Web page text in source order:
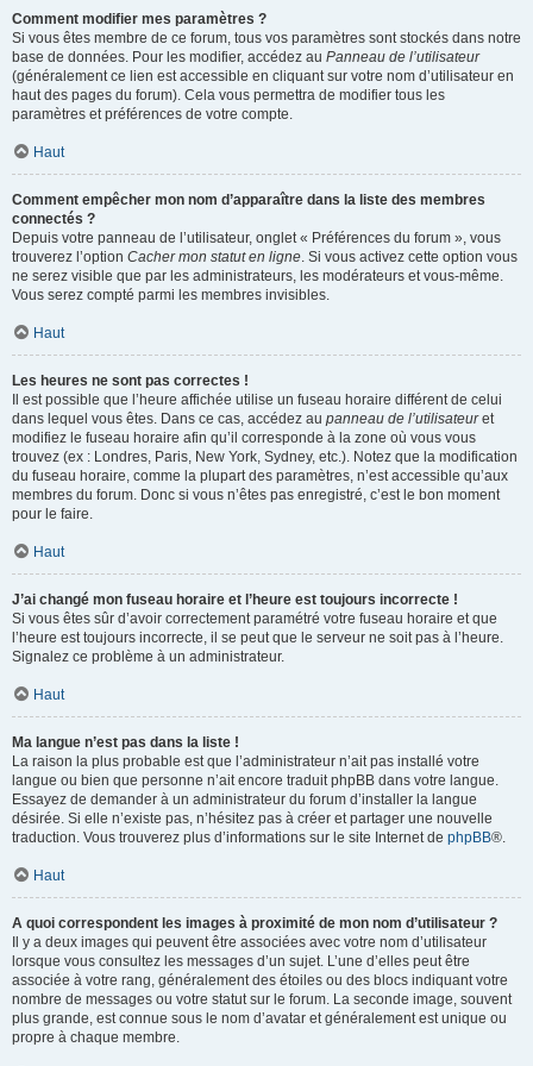
Comment modifier mes paramètres ?
Si vous êtes membre de ce forum, tous vos paramètres sont stockés dans notre
base de données. Pour les modifier, accédez au Panneau de l’utilisateur
(généralement ce lien est accessible en cliquant sur votre nom d’utilisateur en
haut des pages du forum). Cela vous permettra de modifier tous les
paramètres et préférences de votre compte.
Haut
Comment empêcher mon nom d’apparaître dans la liste des membres
connectés ?
Depuis votre panneau de l’utilisateur, onglet « Préférences du forum », vous
trouverez l’option Cacher mon statut en ligne. Si vous activez cette option vous
ne serez visible que par les administrateurs, les modérateurs et vous-même.
Vous serez compté parmi les membres invisibles.
Haut
Les heures ne sont pas correctes !
Il est possible que l’heure affichée utilise un fuseau horaire différent de celui
dans lequel vous êtes. Dans ce cas, accédez au panneau de l’utilisateuret
modifiez le fuseau horaire afin qu’il corresponde à la zone où vous vous
trouvez (ex : Londres, Paris, New York, Sydney, etc.). Notez que la modification
du fuseau horaire, comme la plupart des paramètres, n’est accessible qu’aux
membres du forum. Donc si vous n’êtes pas enregistré, c’est le bon moment
pour le faire.
Haut
J’ai changé mon fuseau horaire et l’heure est toujours incorrecte !
Si vous êtes sûr d’avoir correctement paramétré votre fuseau horaire et que
l’heure est toujours incorrecte, il se peut que le serveur ne soit pas à l’heure.
Signalez ce problème à un administrateur.
Haut
Ma langue n’est pas dans la liste !
La raison la plus probable est que l’administrateur n’ait pas installé votre
langue ou bien que personne n’ait encore traduit phpBB dans votre langue.
Essayez de demander à un administrateur du forum d’installer la langue
désirée. Si elle n’existe pas, n’hésitez pas à créer et partager une nouvelle
traduction. Vous trouverez plus d’informations sur le site Internet de phpBB®.
Haut
A quoi correspondent les images à proximité de mon nom d’utilisateur ?
Il y a deux images qui peuvent être associées avec votre nom d’utilisateur
lorsque vous consultez les messages d’un sujet. L’une d’elles peut être
associée à votre rang, généralement des étoiles ou des blocs indiquant votre
nombre de messages ou votre statut sur le forum. La seconde image, souvent
plus grande, est connue sous le nom d’avatar et généralement est unique ou
propre à chaque membre.